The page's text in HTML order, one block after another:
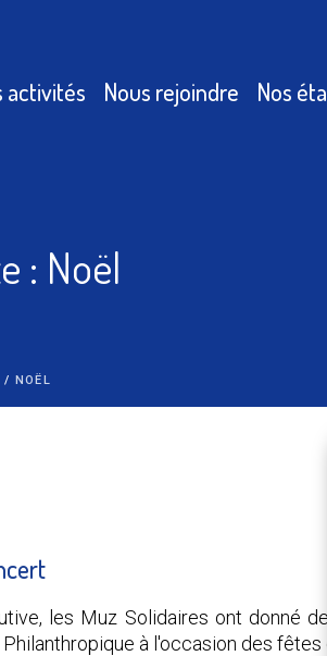
activités Nous rejoindre Nos
: Noël
/ NOËL
les Muz Solidaires ont donné
à l'occasion des fêtes